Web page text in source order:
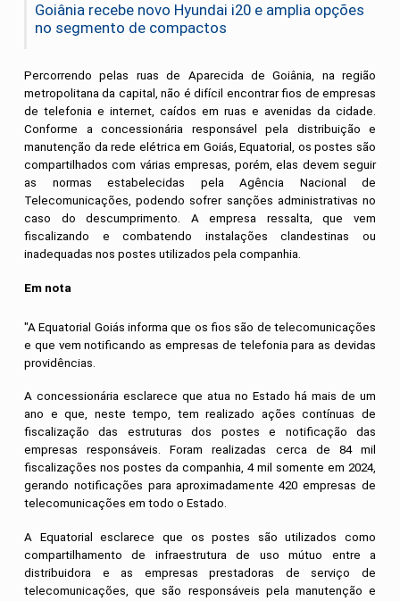
Goiânia recebe novo Hyundai i20 e amplia opções
no segmento de compactos
Percorrendo pelas ruas de Aparecida de Goiânia, na região
metropolitana da capital, não é difícil encontrar fios de empresas
de telefonia e internet, caídos em ruas e avenidas da cidade.
Conforme a concessionária responsável pela distribuição e
manutenção da rede elétrica em Goiás, Equatorial, os postes são
compartilhados com várias empresas, porém, elas devem seguir
as normas estabelecidas pela Agência Nacional de
Telecomunicações, podendo sofrer sanções administrativas no
caso do descumprimento. A empresa ressalta, que vem
fiscalizando e combatendo instalações clandestinas ou
inadequadas nos postes utilizados pela companhia.
Em nota
"A Equatorial Goiás informa que os fios são de telecomunicações
e que vem notificando as empresas de telefonia para as devidas
providências.
A concessionária esclarece que atua no Estado há mais de um
ano e que, neste tempo, tem realizado ações contínuas de
fiscalização das estruturas dos postes e notificação das
empresas responsáveis. Foram realizadas cerca de 84 mil
fiscalizações nos postes da companhia, 4 mil somente em 2024,
gerando notificações para aproximadamente 420 empresas de
telecomunicações em todo o Estado.
A Equatorial esclarece que os postes são utilizados como
compartilhamento de infraestrutura de uso mútuo entre a
distribuidora e as empresas prestadoras de serviço de
telecomunicações, que são responsáveis pela manutenção e